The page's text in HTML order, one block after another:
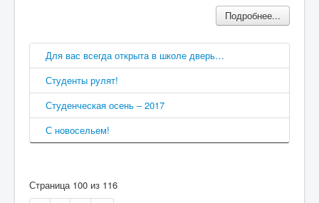
Подробнее...
Для вас всегда открыта в школе дверь…
Студенты рулят!
Студенческая осень – 2017
С новосельем!
Страница 100 из 116